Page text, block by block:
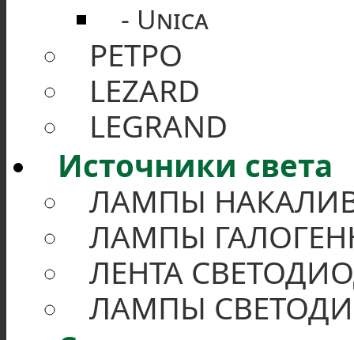
Unica
РЕТРО
LEZARD
LEGRAND
Источники света
ЛАМПЫ
ЛАМПЫ
ЛЕНТА
ЛАМПЫ